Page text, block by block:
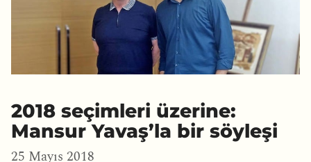
2018 seçimleri üzerine:
Mansur Yavaş’la bir söyleşi
25 Mayıs 2018